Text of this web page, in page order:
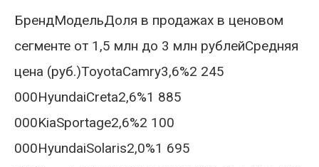
БрендМодельДоля в продажах в ценовом
сегменте от 1,5 млн до 3 млн рублейСредняя
цена (руб.)ToyotaCamry3,6%2 245
000HyundaiCreta2,6%1 885
000KiaSportage2,6%2 100
000HyundaiSolaris2,0%1 695